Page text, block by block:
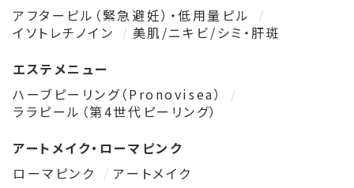
アフターピル（緊急避妊）・低用量ピル
イソトレチノイン
美肌/ニキビ/シミ・肝斑
エステメニュー
ハーブピーリング（Pronovisea）
ララピール（第4世代ピーリング）
アートメイク・ローマピンク
ローマピンク
アートメイク